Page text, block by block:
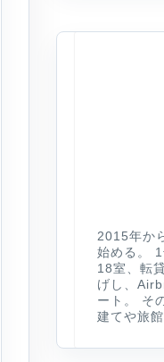
2015年か
始める。
18室、転
げし、
ート。 そ
建てや旅